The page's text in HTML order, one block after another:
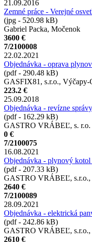
21.09.2016
Zemné práce - Verejné
(jpg - 520.98 kB)
Gabriel Packa, Močenok
3600 €
7/2100008
22.02.2021
Objednávka - oprava
(pdf - 290.48 kB)
GASFIX81, s.r.o., Výčapy-
223.2 €
25.09.2018
Objednávka - revízne
(pdf - 162.29 kB)
GASTRO VRÁBEĽ, s.
0 €
7/2100075
16.08.2021
Objednávka - plynový kotol
(pdf - 207.33 kB)
GASTRO VRÁBEĽ,
2640 €
7/2100089
28.09.2021
Objednávka - elektrická
(pdf - 242.86 kB)
GASTRO VRÁBEĽ,
2610 €